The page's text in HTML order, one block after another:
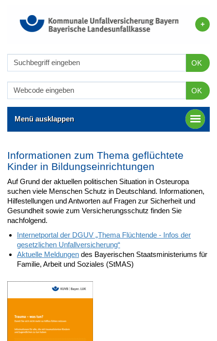
OK
OK
Menü ausklappen
Informationen zum Thema geflüchtete
Kinder in Bildungseinrichtungen
Auf Grund der aktuellen politischen Situation in Osteuropa
suchen viele Menschen Schutz in Deutschland. Informationen,
Hilfestellungen und Antworten auf Fragen zur Sicherheit und
Gesundheit sowie zum Versicherungsschutz finden Sie
nachfolgend.
Internetportal der DGUV „Thema Flüchtende - Infos der
gesetzlichen Unfallversicherung“
Aktuelle Meldungen des Bayerischen Staatsministeriums für
Familie, Arbeit und Soziales (StMAS)